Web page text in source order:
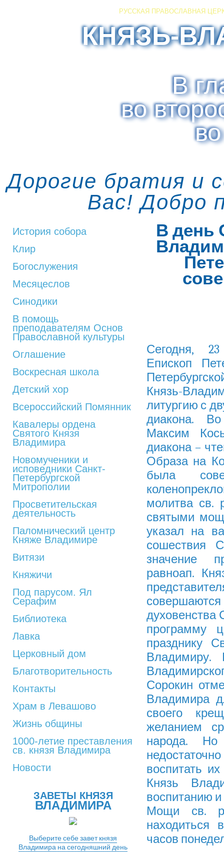
РУССКАЯ ПРАВОСЛАВНАЯ
КНЯЗЬ-
В
во
Дорогие братия и
Вас! Добро
История собора
Клир
Богослужения
Месяцеслов
Синодики
В помощь
преподавателям Основ
Православной культуры
Оглашение
Воскресная школа
Детский хор
Всероссийский Помянник
Кавалеры ордена
Святого Князя
Владимира
Новомученики и
исповедники Санкт-
Петербургской
Митрополии
Просветительская
деятельность
Паломнический центр
Княже Владимире
Витязи
Княжичи
Под парусом. Ял
Серафим
Библиотека
Лавка
Церковный дом
Благотворительность
Контакты
Храм в Левашово
Жизнь общины
1000-летие преставления
св. князя Владимира
Новости
ЗАВЕТЫ КНЯЗЯ
ВЛАДИМИРА
Выберите себе завет князя
Владимира на сегодняшний день
В день
Сегодня,
Епископ
Князь-
литургию с
диакона.
Максим
диакона –
Образа на
была
молитва св.
святыми
указал на
сошествия
значение
равноап.
духовенства
программу
празднику
Владимиру.
Сорокин
Владимира
своего
желанием
народа. Но
воспитать
Князь
воспитанию и
Мощи св.
находиться
часов